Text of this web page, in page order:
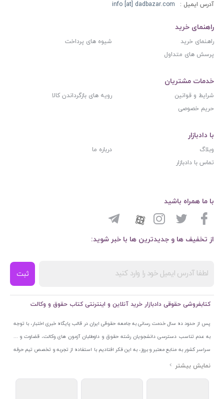
آدرس ایمیل : info [at] dadbazar.com
راهنمای خرید
راهنمای خرید
شیوه های پرداخت
پرسش های متداول
خدمات مشتریان
شرایط و قوانین
رویه های بازگرداندن کالا
حریم خصوصی
با دادبازار
وبلاگ
درباره ما
تماس با دادبازار
از تخفیف ها و جدیدترین ها با خبر شوید:
ثبت
با ما همراه باشید
کتابفروشی حقوقی دادبازار خرید آنلاین و اینترنتی کتاب حقوق و وکالت
پس از حدود ده سال خدمت رسانی به جامعه حقوقی ایران در قالب پایگاه خبری اختبار، با توجه
به عدم تناسب دسترسی دانشجویان رشته حقوق و داوطلبان آزمون های وکالت، قضاوت و ...
سراسر کشور به منابع معتبر و بروز، به این فکر افتادیم با استفاده از تجربه و تخصص تیم حرفه
ای اختبار خدمتی جدید به جامعه حقوقی ایران ارائه کنیم. به این منظور با راه اندازی و تجهیز